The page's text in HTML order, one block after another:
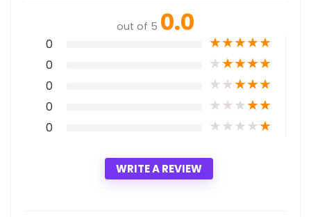
0.0
out of 5
★
★
★
★
★
0
★
★
★
★
★
0
★
★
★
★
★
0
★
★
★
★
★
0
★
★
★
★
★
0
WRITE A REVIEW